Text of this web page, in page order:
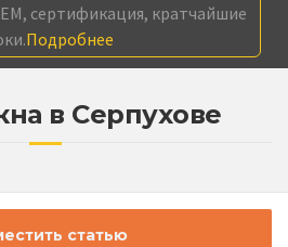
сертификация, кратчайшие
Подробнее
в Серпухове
статью